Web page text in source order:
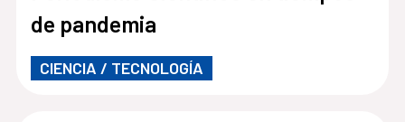
de pandemia
CIENCIA / TECNOLOGÍA